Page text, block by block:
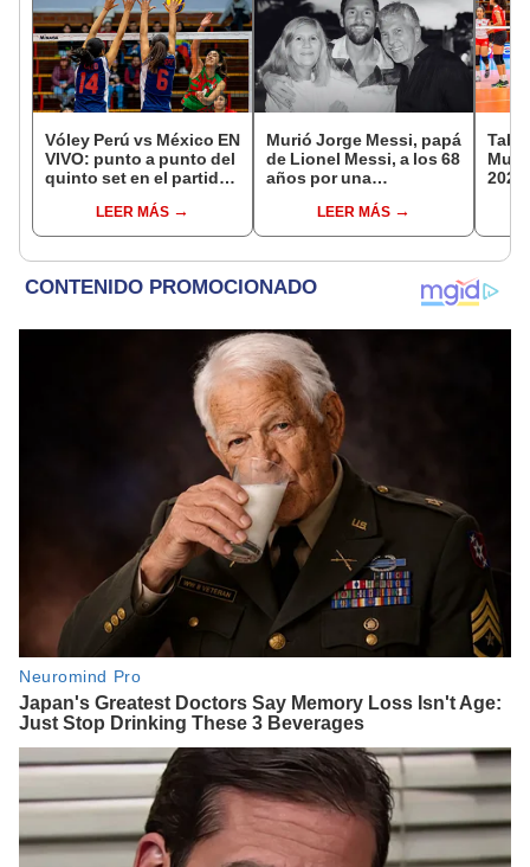
Vóley Perú vs México EN
VIVO: punto a punto del
quinto set en el partido
Mundial sub 17 2026
LEER MÁS
Murió Jorge Messi, papá
de Lionel Messi, a los 68
años por una
LEER MÁS